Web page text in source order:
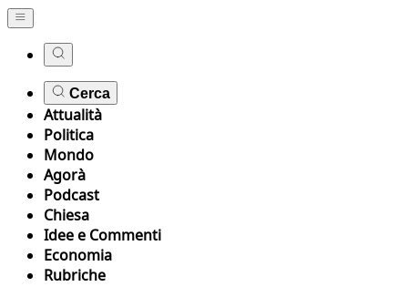
Cerca
Attualità
Politica
Mondo
Agorà
Podcast
Chiesa
Idee e Commenti
Economia
Rubriche